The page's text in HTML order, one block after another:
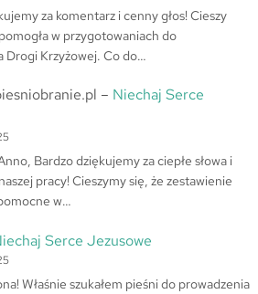
za komentarz i cenny głos! Cieszy
w przygotowaniach do
Drogi Krzyżowej. Co do…
– Niechaj Serce
Bardzo dziękujemy za ciepłe słowa i
pracy! Cieszymy się, że zestawienie
w…
Serce Jezusowe
Właśnie szukałem pieśni do prowadzenia